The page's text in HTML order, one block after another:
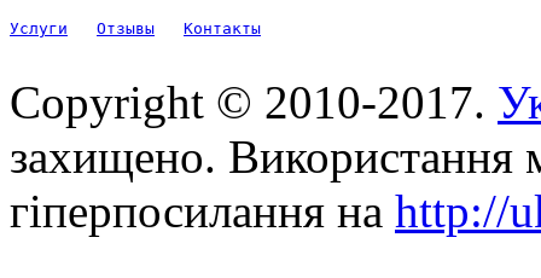
Услуги Отзывы Контакты
Copyright © 2010-2017.
захищено. Використання
гіперпосилання на http://